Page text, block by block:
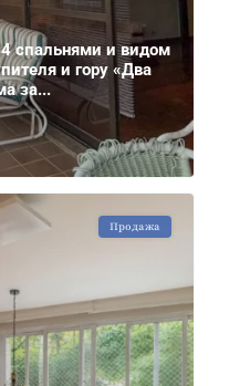
спальнями и видом
и гору «Два
за...
Продажа